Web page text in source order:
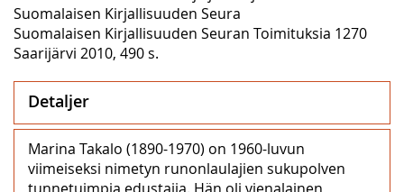
Suomalaisen Kirjallisuuden Seura
Suomalaisen Kirjallisuuden Seuran Toimituksia 1270
Saarijärvi 2010, 490 s.
Detaljer
Marina Takalo (1890-1970) on 1960-luvun
viimeiseksi nimetyn runonlaulajien sukupolven